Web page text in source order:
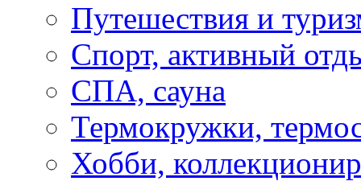
Путешествия и
Спорт, активный
СПА, сауна
Термокружки,
Хобби,